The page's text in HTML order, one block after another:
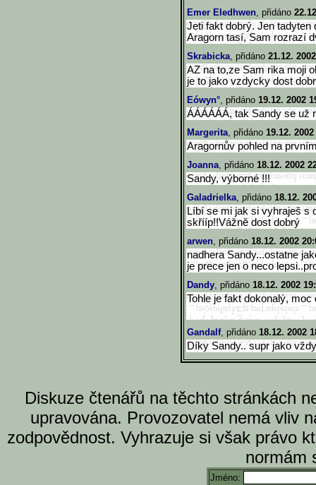
Emer Eledhwen, přidáno
Jeti fakt dobrý. Jen
Aragorn tasí, Sam rozrazí
Skrabicka, přidáno 21.12.
AZ na to,ze Sam rika moji
je to jako vzdycky dost
Eówyn°, přidáno 19.12. 2002
ÁÁÁÁÁÁ, tak Sandy se už
Margerita, přidáno 19.12.
Aragornův pohled na
Joanna, přidáno 18.12. 2002
Sandy, výborné !!!
Galadrielka, přidáno 18.12.
Líbí se mi jak si vyhraješ s
skřííp!!Vážně dost dobrý
arwen, přidáno 18.12. 2002
nadhera Sandy...ostatne
je prece jen o neco
Dandy, přidáno 18.12. 2002
Tohle je fakt dokonalý,
Gandalf, přidáno 18.12. 2002
Díky Sandy.. supr jako
Diskuze čtenářů na těchto stránkách
upravována. Provozovatel nemá vliv
zodpovědnost. Vyhrazuje si však právo
normám
Jméno: